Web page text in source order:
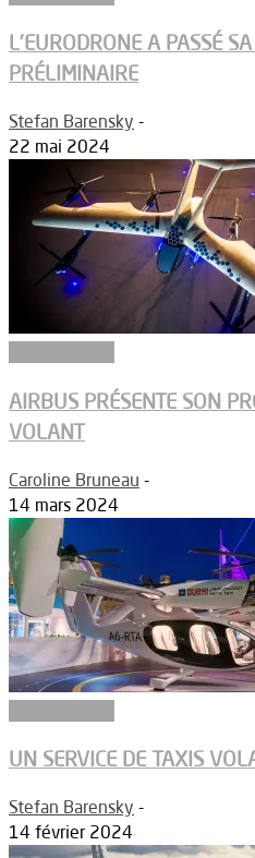
L’EURODRONE A PASSÉ
PRÉLIMINAIRE
Stefan Barensky -
22 mai 2024
AIRBUS PRÉSENTE SON
VOLANT
Caroline Bruneau -
14 mars 2024
UN SERVICE DE TAXIS
Stefan Barensky -
14 février 2024